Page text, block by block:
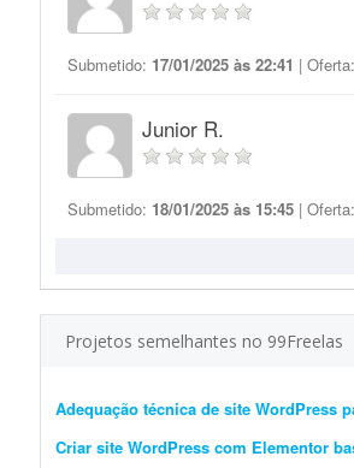
Submetido: 17/01/2025 às 22:41 | Oferta:
Junior R.
Submetido: 18/01/2025 às 15:45 | Oferta:
Projetos semelhantes no 99Freelas
Adequação técnica de site WordPress
Criar site WordPress com Elementor